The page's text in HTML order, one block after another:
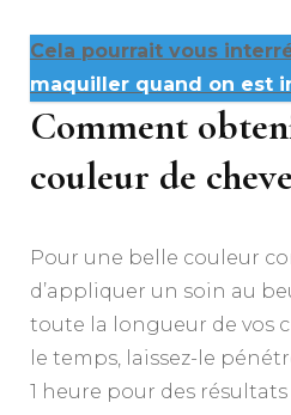
Cela pourrait vous
maquiller quand on est
Comment
couleur de
Pour une belle couleur
d’appliquer un soin au
toute la longueur de vos
le temps, laissez-le
1 heure pour des